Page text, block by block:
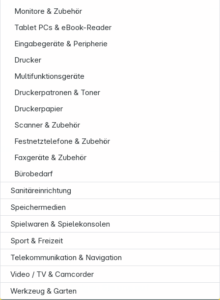
Monitore & Zubehör
Tablet PCs & eBook-Reader
Eingabegeräte & Peripherie
Drucker
Multifunktionsgeräte
Druckerpatronen & Toner
Druckerpapier
Scanner & Zubehör
Festnetztelefone & Zubehör
Faxgeräte & Zubehör
Bürobedarf
Sanitäreinrichtung
Speichermedien
Spielwaren & Spielekonsolen
Sport & Freizeit
Telekommunikation & Navigation
Video / TV & Camcorder
Werkzeug & Garten
Informationen
Folgen Sie uns auf